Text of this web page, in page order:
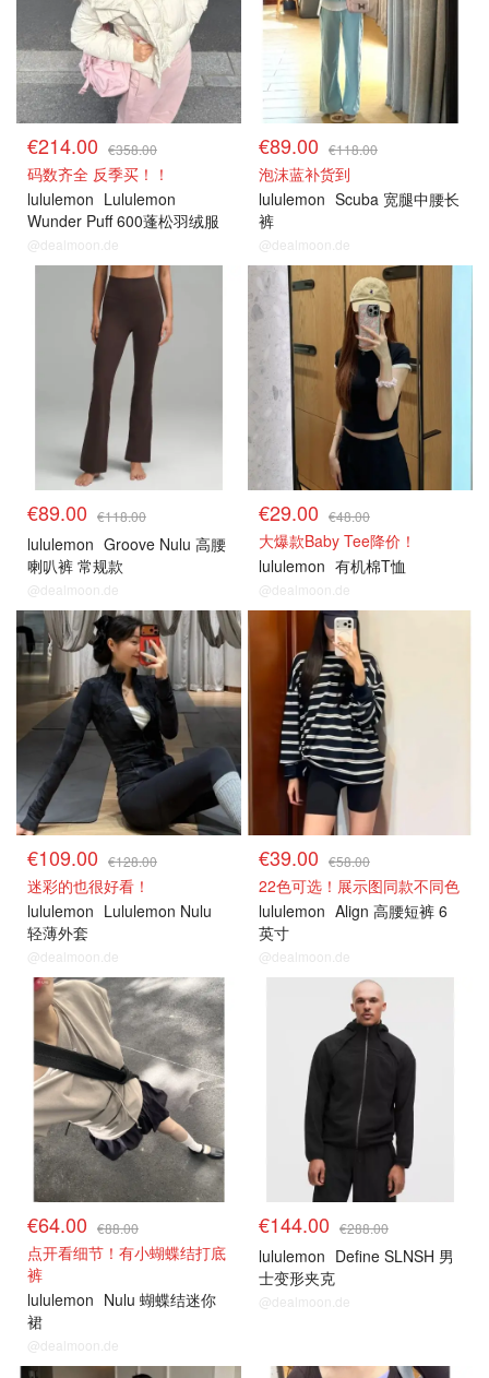
€214.00 €358.00
码数齐全 反季买！！
lululemon Lululemon
Wunder Puff 600蓬松羽绒服
光泽款
@dealmoon.de
€89.00 €118.00
泡沫蓝补货到
lululemon Scuba 宽腿中腰长
裤
@dealmoon.de
€89.00 €118.00
lululemon Groove Nulu 高腰
喇叭裤 常规款
@dealmoon.de
€29.00 €48.00
大爆款Baby Tee降价！
lululemon 有机棉T恤
@dealmoon.de
€109.00 €128.00
迷彩的也很好看！
lululemon Lululemon Nulu
轻薄外套
@dealmoon.de
€39.00 €58.00
22色可选！展示图同款不同色
lululemon Align 高腰短裤 6
英寸
@dealmoon.de
€64.00 €88.00
点开看细节！有小蝴蝶结打底
裤
lululemon Nulu 蝴蝶结迷你
裙
@dealmoon.de
€144.00 €288.00
lululemon Define SLNSH 男
士变形夹克
@dealmoon.de